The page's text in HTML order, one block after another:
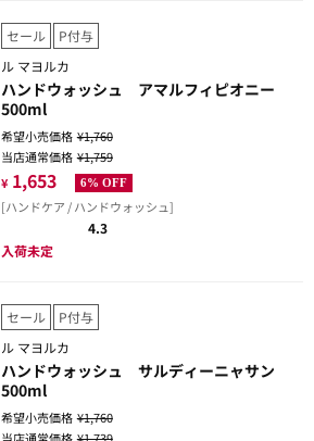
セール
P付与
ル マヨルカ
ハンドウォッシュ アマルフィピオニー
500ml
希望小売価格¥1,760
当店通常価格¥1,759
¥ 1,653 6% OFF
[ハンドケア / ハンドウォッシュ]
4.3
入荷未定
セール
P付与
ル マヨルカ
ハンドウォッシュ サルディーニャサン
500ml
希望小売価格¥1,760